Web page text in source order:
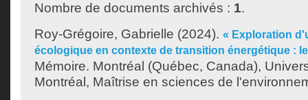
Nombre de documents archivés : 1.
Roy-Grégoire, Gabrielle (2024). « Exploration
écologique en contexte de transition énergétique :
Mémoire. Montréal (Québec, Canada),
Montréal, Maîtrise en sciences de